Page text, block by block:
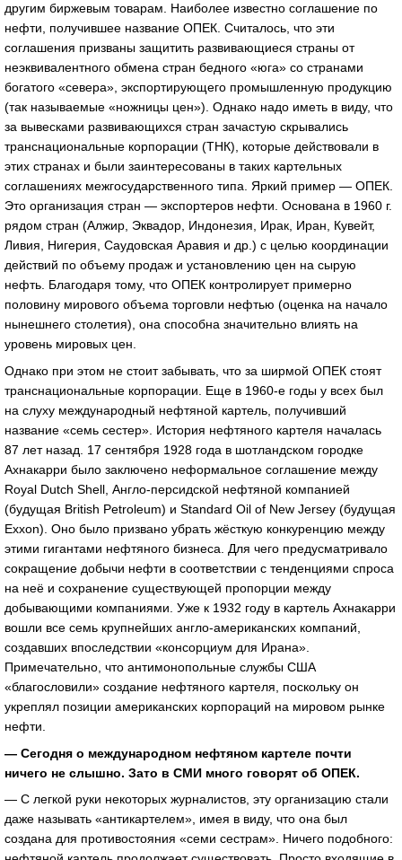
другим биржевым товарам. Наиболее известно соглашение по
нефти, получившее название ОПЕК. Считалось, что эти
соглашения призваны защитить развивающиеся страны от
неэквивалентного обмена стран бедного «юга» со странами
богатого «севера», экспортирующего промышленную продукцию
(так называемые «ножницы цен»). Однако надо иметь в виду, что
за вывесками развивающихся стран зачастую скрывались
транснациональные корпорации (ТНК), которые действовали в
этих странах и были заинтересованы в таких картельных
соглашениях межгосударственного типа. Яркий пример — ОПЕК.
Это организация стран — экспортеров нефти. Основана в 1960 г.
рядом стран (Алжир, Эквадор, Индонезия, Ирак, Иран, Кувейт,
Ливия, Нигерия, Саудовская Аравия и др.) с целью координации
действий по объему продаж и установлению цен на сырую
нефть. Благодаря тому, что ОПЕК контролирует примерно
половину мирового объема торговли нефтью (оценка на начало
нынешнего столетия), она способна значительно влиять на
уровень мировых цен.
Однако при этом не стоит забывать, что за ширмой ОПЕК стоят
транснациональные корпорации. Еще в 1960-е годы у всех был
на слуху международный нефтяной картель, получивший
название «семь сестер». История нефтяного картеля началась
87 лет назад. 17 сентября 1928 года в шотландском городке
Ахнакарри было заключено неформальное соглашение между
Royal Dutch Shell, Англо-персидской нефтяной компанией
(будущая British Petroleum) и Standard Oil of New Jersey (будущая
Exxon). Оно было призвано убрать жёсткую конкуренцию между
этими гигантами нефтяного бизнеса. Для чего предусматривало
сокращение добычи нефти в соответствии с тенденциями спроса
на неё и сохранение существующей пропорции между
добывающими компаниями. Уже к 1932 году в картель Ахнакарри
вошли все семь крупнейших англо-американских компаний,
создавших впоследствии «консорциум для Ирана».
Примечательно, что антимонопольные службы США
«благословили» создание нефтяного картеля, поскольку он
укреплял позиции американских корпораций на мировом рынке
нефти.
— Сегодня о международном нефтяном картеле почти
ничего не слышно. Зато в СМИ много говорят об ОПЕК.
— С легкой руки некоторых журналистов, эту организацию стали
даже называть «антикартелем», имея в виду, что она был
создана для противостояния «семи сестрам». Ничего подобного: